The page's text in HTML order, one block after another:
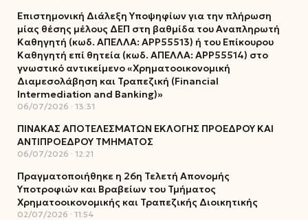
Επιστημονική Διάλεξη Υποψηφίων για την πλήρωση
μίας θέσης μέλους ΔΕΠ στη βαθμίδα του Αναπληρωτή
Καθηγητή (κωδ. ΑΠΕΛΛΑ: ΑΡΡ55513) ή του Επίκουρου
Καθηγητή επί θητεία (κωδ. ΑΠΕΛΛΑ: ΑΡΡ55514) στο
γνωστικό αντικείμενο «Χρηματοοικονομική
Διαμεσολάβηση και Τραπεζική (Financial
Intermediation and Banking)»
06/07/2026 13:31
ΠΙΝΑΚΑΣ ΑΠΟΤΕΛΕΣΜΑΤΩΝ ΕΚΛΟΓΗΣ ΠΡΟΕΔΡΟΥ ΚΑΙ
ΑΝΤΙΠΡΟΕΔΡΟΥ ΤΜΗΜΑΤΟΣ
06/07/2026 12:21
Πραγματοποιήθηκε η 26η Τελετή Απονομής
Υποτροφιών και Βραβείων του Τμήματος
Χρηματοοικονομικής και Τραπεζικής Διοικητικής
02/07/2026 11:54